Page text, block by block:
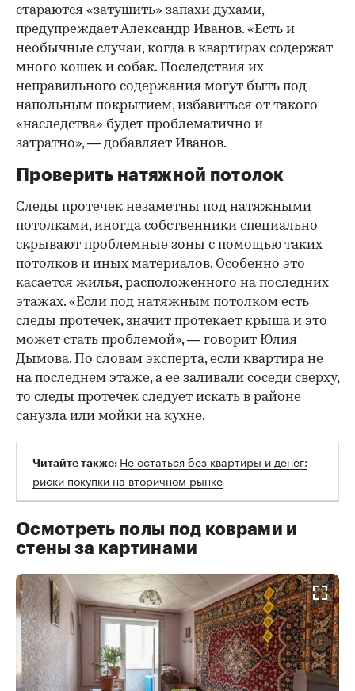
стараются «затушить» запахи духами,
предупреждает Александр Иванов. «Есть и
необычные случаи, когда в квартирах содержат
много кошек и собак. Последствия их
неправильного содержания могут быть под
напольным покрытием, избавиться от такого
«наследства» будет проблематично и
затратно», — добавляет Иванов.
Проверить натяжной потолок
Следы протечек незаметны под натяжными
потолками, иногда собственники специально
скрывают проблемные зоны с помощью таких
потолков и иных материалов. Особенно это
касается жилья, расположенного на последних
этажах. «Если под натяжным потолком есть
следы протечек, значит протекает крыша и это
может стать проблемой», — говорит Юлия
Дымова. По словам эксперта, если квартира не
на последнем этаже, а ее заливали соседи сверху,
то следы протечек следует искать в районе
санузла или мойки на кухне.
Читайте также: Не остаться без квартиры и денег:
риски покупки на вторичном рынке
Осмотреть полы под коврами и
стены за картинами